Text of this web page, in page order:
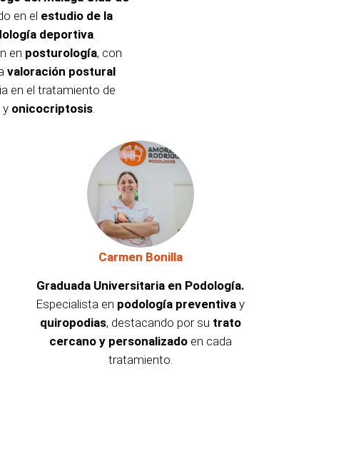
en el estudio de la
deportiva.
en posturología, con
valoración postural
en el tratamiento de
y onicocriptosis.
Carmen Bonilla
Graduada Universitaria en Podología.
Especialista en podología preventiva y
quiropodias, destacando por su trato
cercano y personalizadoen cada
tratamiento.